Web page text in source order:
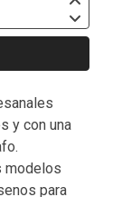
y con una
modelos
para